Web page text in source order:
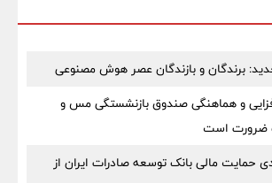
برندگان و بازندگان عصر هوش مصنوعی
و هماهنگی صندوق بازنشستگی مس و
است
۴۷ درصدی حمایت مالی بانک توسعه صادرات ایران از